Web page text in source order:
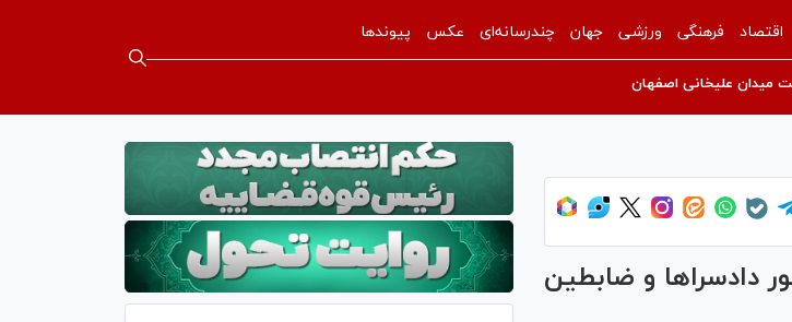
اقتصاد فرهنگی ورزشی جهان چندرسانه‌ای عکس پیوندها
میدان علیخانی اصفهان
دادسرا‌ها و ضابطین